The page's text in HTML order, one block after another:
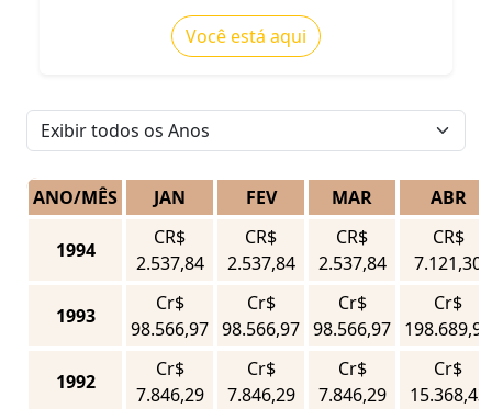
Você está aqui
ANO/MÊS JAN FEV MAR ABR
1994
CR$
2.537,84
CR$
2.537,84
CR$
2.537,84
CR$
7.121,30
1993
Cr$
98.566,97
Cr$
98.566,97
Cr$
98.566,97
Cr$
198.689,93
1992
Cr$
7.846,29
Cr$
7.846,29
Cr$
7.846,29
Cr$
15.368,43